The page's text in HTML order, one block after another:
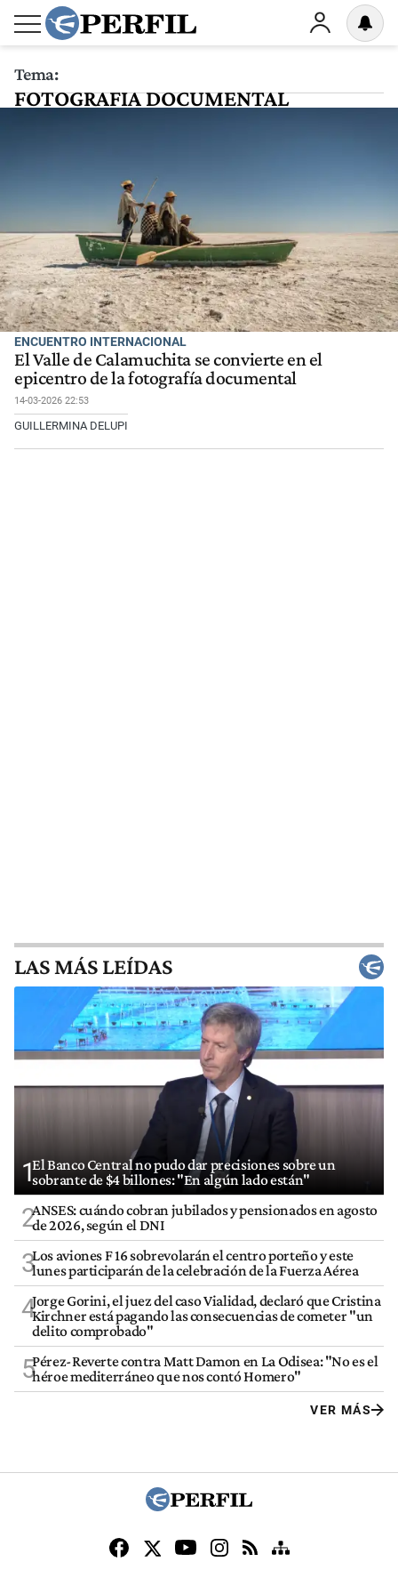
Tema:
FOTOGRAFIA DOCUMENTAL
ENCUENTRO INTERNACIONAL
El Valle de Calamuchita se convierte en el
epicentro de la fotografía documental
14-03-2026 22:53
GUILLERMINA DELUPI
LAS MÁS LEÍDAS
1El Banco Central no pudo dar precisiones sobre un
sobrante de $4 billones: "En algún lado están"
2ANSES: cuándo cobran jubilados y pensionados en agosto
de 2026, según el DNI
3Los aviones F 16 sobrevolarán el centro porteño y este
lunes participarán de la celebración de la Fuerza Aérea
4Jorge Gorini, el juez del caso Vialidad, declaró que Cristina
Kirchner está pagando las consecuencias de cometer "un
delito comprobado"
5Pérez-Reverte contra Matt Damon en La Odisea: "No es el
héroe mediterráneo que nos contó Homero"
VER MÁS